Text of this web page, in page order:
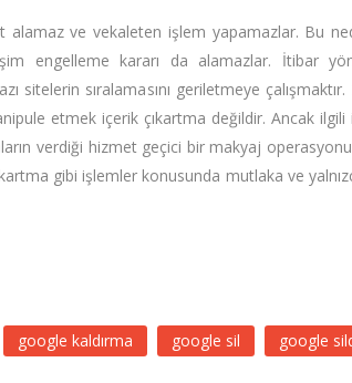
ve vekaleten işlem yapamazlar. Bu
engelleme kararı da alamazlar. İtibar
sitelerin sıralamasını geriletmeye
etmek içerik çıkartma değildir. Ancak ilgili
verdiği hizmet geçici bir makyaj
gibi işlemler konusunda mutlaka ve
google kaldırma google sil
google